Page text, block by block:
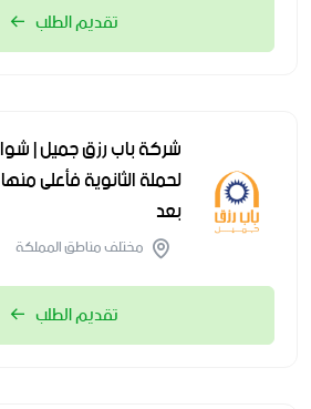
تقديم الطلب
شركة باب رزق جميل |
لحملة الثانوية فأعلى
بعد
مختلف مناطق المملكة
تقديم الطلب